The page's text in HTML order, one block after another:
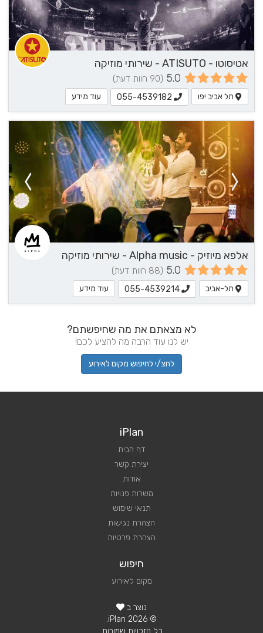
אטיסוטו - ATISUTO - שירותי מוזיקה
5.0 (90 חוות דעת)
תל אביב יפו 055-4539182 עוד מידע
אלפא מיוזיק - Alpha music - שירותי מוזיקה
5.0 (88 חוות דעת)
תל-אביב 055-4539214 עוד מידע
לא מצאתם את מה שחיפשתם?
יש לנו עוד הרבה מה להציע לכם!
לחצ/י לחיפוש מקום לאירוע
iPlan
דף הבית
יצירת קשר
אודות
משרות פנויות
תנאי שימוש
הצהרת נגישות
הצהרת פרטיות
חיפוש
מקום לאירוע
נוצר ב
© 2026 iPlan.
כל הזכויות שמורות.